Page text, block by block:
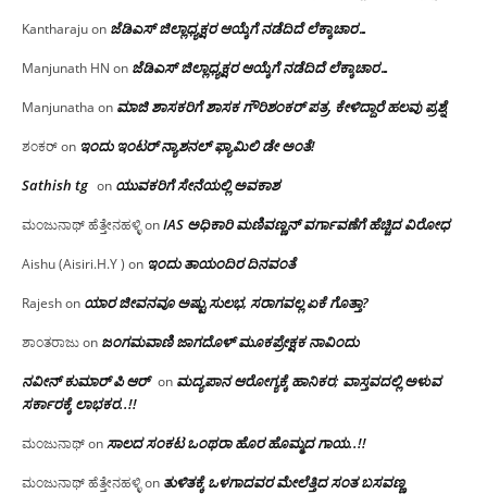
Kantharajuon ಜೆಡಿಎಸ್ ಜಿಲ್ಲಾಧ್ಯಕ್ಷರ ಆಯ್ಕೆಗೆ ನಡೆದಿದೆ ಲೆಕ್ಕಾಚಾರ…
Manjunath HN on ಜೆಡಿಎಸ್ ಜಿಲ್ಲಾಧ್ಯಕ್ಷರ ಆಯ್ಕೆಗೆ ನಡೆದಿದೆ ಲೆಕ್ಕಾಚಾರ…
Manjunatha on ಮಾಜಿ ಶಾಸಕರಿಗೆ ಶಾಸಕ ಗೌರಿಶಂಕರ್ ಪತ್ರ, ಕೇಳಿದ್ದಾರೆ ಹಲವು ಪ್ರಶ್ನೆ
ಶಂಕರ್on ಇಂದು ಇಂಟರ್ ನ್ಯಾಶನಲ್ ಫ್ಯಾಮಿಲಿ ಡೇ ಅಂತೆ!
Sathish tg on ಯುವಕರಿಗೆ ಸೇನೆಯಲ್ಲಿ ಅವಕಾಶ
ಮಂಜುನಾಥ್ ಹೆತ್ತೇನಹಳ್ಳಿonIAS ಅಧಿಕಾರಿ ಮಣಿವಣ್ಣನ್ ವರ್ಗಾವಣೆಗೆ ಹೆಚ್ಚಿದ‌ ವಿರೋಧ
Aishu (Aisiri.H.Y ) on ಇಂದು ತಾಯಂದಿರ ದಿನವಂತೆ
Rajeshon ಯಾರ ಜೀವನವೂ ಅಷ್ಟು ಸುಲಭ, ಸರಾಗವಲ್ಲ ಏಕೆ ಗೊತ್ತಾ?
ಶಾಂತರಾಜುon ಜಂಗಮವಾಣಿ ಜಾಗದೊಳ್ ಮೂಕಪ್ರೇಕ್ಷಕ ನಾವಿಂದು
ನವೀನ್ ಕುಮಾರ್ ಪಿ ಆರ್ on ಮದ್ಯಪಾನ ಆರೋಗ್ಯಕ್ಕೆ ಹಾನಿಕರ; ವಾಸ್ತವದಲ್ಲಿ ಅಳುವ
ಸರ್ಕಾರಕ್ಕೆ ಲಾಭಕರ..!!
ಮಂಜುನಾಥ್on ಸಾಲದ ಸಂಕಟ ಒಂಥರಾ ಹೊರ ಹೊಮ್ಮದ ಗಾಯ..!!
ಮಂಜುನಾಥ್ ಹೆತ್ತೇನಹಳ್ಳಿon ತುಳಿತಕ್ಕೆ ಒಳಗಾದವರ ಮೇಲೆತ್ತಿದ ಸಂತ ಬಸವಣ್ಣ